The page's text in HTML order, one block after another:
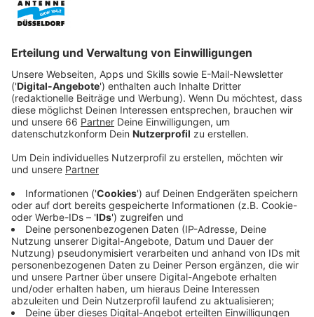
Anschließend versuchte er, sich selbst das Leben zu
nehmen. Der Selbstmord scheiterte, woraufhin der
Mann diePolizeialarmierte.
Ermittlungen zu den Hintergründen der Tat
Anzeige
Die Polizei erhielt den Notruf des Rentners kurz vor
Mitternacht. Er gestand, seine Frau getötet und
anschließend versucht zu haben, sich umzubringen. Der